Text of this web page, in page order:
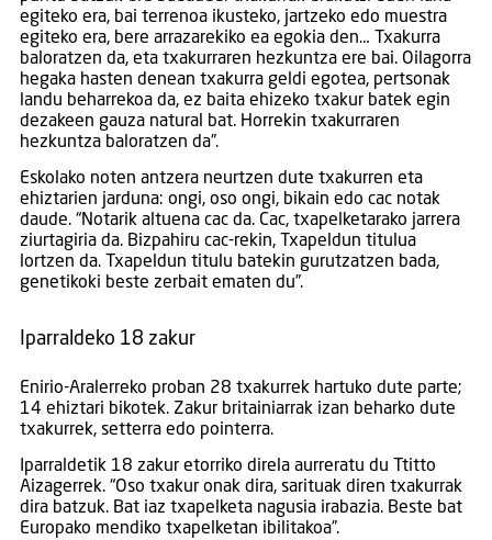
egiteko era, bai terrenoa ikusteko, jartzeko edo muestra
egiteko era, bere arrazarekiko ea egokia den… Txakurra
baloratzen da, eta txakurraren hezkuntza ere bai. Oilagorra
hegaka hasten denean txakurra geldi egotea, pertsonak
landu beharrekoa da, ez baita ehizeko txakur batek egin
dezakeen gauza natural bat. Horrekin txakurraren
hezkuntza baloratzen da”.
Eskolako noten antzera neurtzen dute txakurren eta
ehiztarien jarduna: ongi, oso ongi, bikain edo cac notak
daude. “Notarik altuena cac da. Cac, txapelketarako jarrera
ziurtagiria da. Bizpahiru cac-rekin, Txapeldun titulua
lortzen da. Txapeldun titulu batekin gurutzatzen bada,
genetikoki beste zerbait ematen du”.
Iparraldeko 18 zakur
Enirio-Aralerreko proban 28 txakurrek hartuko dute parte;
14 ehiztari bikotek. Zakur britainiarrak izan beharko dute
txakurrek, setterra edo pointerra.
Iparraldetik 18 zakur etorriko direla aurreratu du Ttitto
Aizagerrek. “Oso txakur onak dira, sarituak diren txakurrak
dira batzuk. Bat iaz txapelketa nagusia irabazia. Beste bat
Europako mendiko txapelketan ibilitakoa”.